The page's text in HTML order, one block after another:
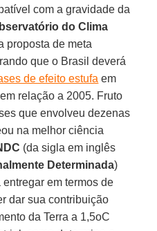
com a gravidade da
do Clima
proposta de meta
que o Brasil deverá
de efeito estufa em
relação a 2005. Fruto
que envolveu dezenas
na melhor ciência
(da sigla em inglês
Determinada)
em termos de
dar sua contribuição
da Terra a 1,5oC